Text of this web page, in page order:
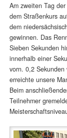
Am zweiten Tag
dem Straßenkurs
dem
gewinnen. Das
Sieben Sekunden
innerhalb einer
vorn. 0,2 Sekunden
erreichte unsere
Beim
Teilnehmer